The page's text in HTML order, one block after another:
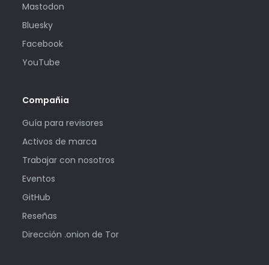
Mastodon
Bluesky
Facebook
YouTube
Compañia
Guía para revisores
Activos de marca
Trabajar con nosotros
Eventos
GitHub
Reseñas
Dirección .onion de Tor